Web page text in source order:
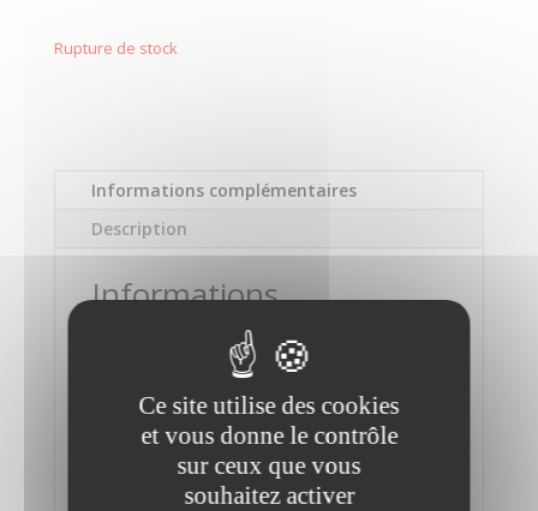
Rupture de stock
Informations complémentaires
Description
Informations
complémentaires
Modèle
Ce site utilise des cookies
et vous donne le contrôle
sur ceux que vous
souhaitez activer